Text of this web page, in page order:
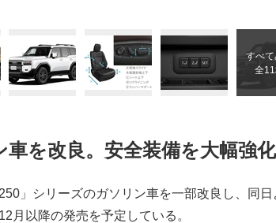
すべて
全
車を改良。安全装備を大幅強化
」シリーズのガソリン車を一部改良し、同日
月以降の発売を予定している。